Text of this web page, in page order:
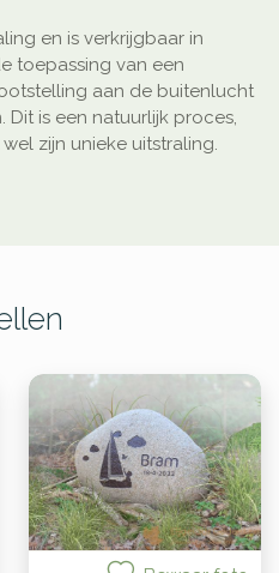
en is verkrijgbaar in
toepassing van een
aan de buitenlucht
Dit is een natuurlijk proces,
zijn unieke uitstraling.